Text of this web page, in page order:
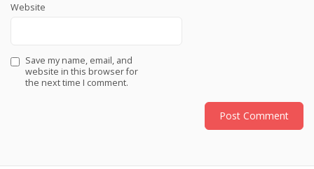
Website
Save my name, email, and
website in this browser for
the next time I comment.